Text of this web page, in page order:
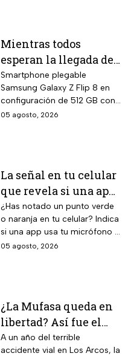
Mientras todos
esperan la llegada del
nuevo celular
Samsung Z Flip8 de
512GB, Liverpool
rebaja el valor de la
intereses
Smartphone plegable
Samsung Galaxy Z Flip 8 en
configuración de 512 GB con
pantalla principal Dynamic
actualizaciones de sistema
operativo garantizadas y suite
completa de Galaxy AI con
inteligencia artificial integrada.
05 agosto, 2026
La señal en tu celular
que revela si una app
te está escuchando
¡No la ignores!
¿Has notado un punto verde
o naranja en tu celular? Indica
si una app usa tu micrófono o
cámara, clave para tu
05 agosto, 2026
¿La Mufasa queda en
libertad? Así fue el
aparatoso accidente
en Los Arcos de
A un año del terrible
accidente vial en Los Arcos, la